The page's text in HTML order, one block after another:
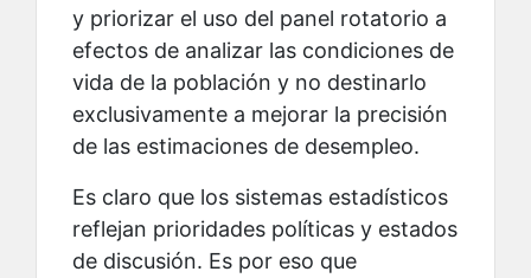
y priorizar el uso del panel rotatorio a
efectos de analizar las condiciones de
vida de la población y no destinarlo
exclusivamente a mejorar la precisión
de las estimaciones de desempleo.
Es claro que los sistemas estadísticos
reflejan prioridades políticas y estados
de discusión. Es por eso que